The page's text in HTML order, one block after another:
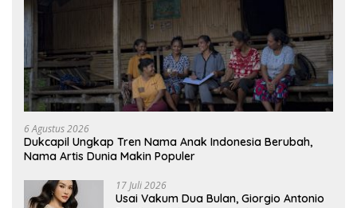
6 Agustus 2026
Dukcapil Ungkap Tren Nama Anak Indonesia Berubah,
Nama Artis Dunia Makin Populer
17 Juli 2026
Usai Vakum Dua Bulan, Giorgio Antonio